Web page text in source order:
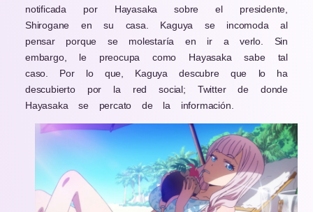
notificada por Hayasaka sobre el presidente,
Shirogane en su casa. Kaguya se incomoda al
pensar porque se molestaría en ir a verlo. Sin
embargo, le preocupa como Hayasaka sabe tal
caso. Por lo que, Kaguya descubre que lo ha
descubierto por la red social; Twitter de donde
Hayasaka se percato de la información.